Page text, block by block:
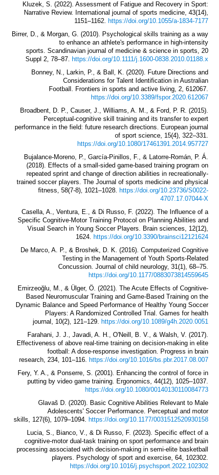
Kluzek, S. (2022). Assessment of Fatigue and Recovery in Sport:
Narrative Review. International journal of sports medicine, 43(14),
1151–1162. https://doi.org/10.1055/a-1834-7177
Birrer, D., & Morgan, G. (2010). Psychological skills training as a way
to enhance an athlete's performance in high-intensity
sports. Scandinavian journal of medicine & science in sports, 20
Suppl 2, 78–87. https://doi.org/10.1111/j.1600-0838.2010.01188.x
Bonney, N., Larkin, P., & Ball, K. (2020). Future Directions and
Considerations for Talent Identification in Australian
Football. Frontiers in sports and active living, 2, 612067.
https://doi.org/10.3389/fspor.2020.612067
Broadbent, D. P., Causer, J., Williams, A. M., & Ford, P. R. (2015).
Perceptual-cognitive skill training and its transfer to expert
performance in the field: future research directions. European journal
of sport science, 15(4), 322–331.
https://doi.org/10.1080/17461391.2014.957727
Bujalance-Moreno, P., García-Pinillos, F., & Latorre-Román, P. Á.
(2018). Effects of a small-sided game-based training program on
repeated sprint and change of direction abilities in recreationally-
trained soccer players. The Journal of sports medicine and physical
fitness, 58(7-8), 1021–1028. https://doi.org/10.23736/S0022-
4707.17.07044-X
Casella, A., Ventura, E., & Di Russo, F. (2022). The Influence of a
Specific Cognitive-Motor Training Protocol on Planning Abilities and
Visual Search in Young Soccer Players. Brain sciences, 12(12),
1624. https://doi.org/10.3390/brainsci12121624
De Marco, A. P., & Broshek, D. K. (2016). Computerized Cognitive
Testing in the Management of Youth Sports-Related
Concussion. Journal of child neurology, 31(1), 68–75.
https://doi.org/10.1177/0883073814559645
Emirzeoğlu, M., & Ülger, Ö. (2021). The Acute Effects of Cognitive-
Based Neuromuscular Training and Game-Based Training on the
Dynamic Balance and Speed Performance of Healthy Young Soccer
Players: A Randomized Controlled Trial. Games for health
journal, 10(2), 121–129. https://doi.org/10.1089/g4h.2020.0051
Farahani, J. J., Javadi, A. H., O'Neill, B. V., & Walsh, V. (2017).
Effectiveness of above real-time training on decision-making in elite
football: A dose-response investigation. Progress in brain
research, 234, 101–116. https://doi.org/10.1016/bs.pbr.2017.08.007
Fery, Y. A., & Ponserre, S. (2001). Enhancing the control of force in
putting by video game training. Ergonomics, 44(12), 1025–1037.
https://doi.org/10.1080/00140130110084773
Glavaš D. (2020). Basic Cognitive Abilities Relevant to Male
Adolescents' Soccer Performance. Perceptual and motor
skills, 127(6), 1079–1094. https://doi.org/10.1177/0031512520930158
Lucia, S., Bianco, V., & Di Russo, F. (2023). Specific effect of a
cognitive-motor dual-task training on sport performance and brain
processing associated with decision-making in semi-elite basketball
players. Psychology of sport and exercise, 64, 102302.
https://doi.org/10.1016/j.psychsport.2022.102302